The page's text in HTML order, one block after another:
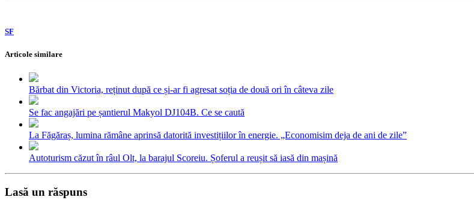
SF
Articole similare
Bărbat din Victoria, reținut după ce și-ar fi agresat soția de două ori în câteva zile
Se fac angajări pe șantierul Makyol DJ104B. Ce se caută
La Făgăraș, lumina rămâne aprinsă datorită investițiilor în energie. „Economisim deja de ani de zile”
Autoturism căzut în râul Olt, la barajul Scoreiu. Șoferul a reușit să iasă din mașină
Lasă un răspuns